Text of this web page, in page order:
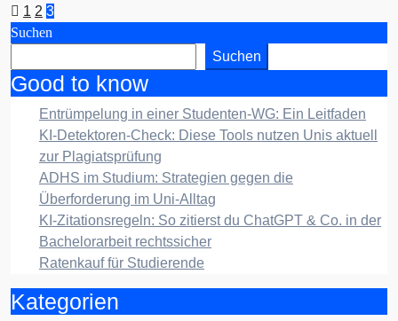
Seitennummerierung
der
Beiträge
1 2 3
Suchen
Suchen
Good to know
Entrümpelung in einer Studenten-WG: Ein Leitfaden
KI-Detektoren-Check: Diese Tools nutzen Unis aktuell
zur Plagiatsprüfung
ADHS im Studium: Strategien gegen die
Überforderung im Uni-Alltag
KI-Zitationsregeln: So zitierst du ChatGPT & Co. in der
Bachelorarbeit rechtssicher
Ratenkauf für Studierende
Kategorien